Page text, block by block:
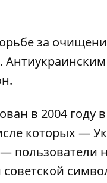
за
в 2004
которых —
—